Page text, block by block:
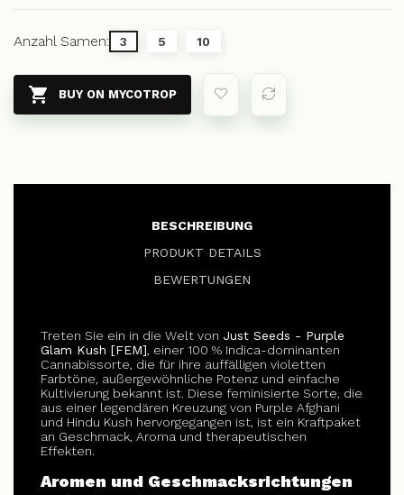
Anzahl Samen: 3 5 10
 BUY ON MYCOTROP
BESCHREIBUNG
PRODUKT DETAILS
BEWERTUNGEN
Treten Sie ein in die Welt von Just Seeds - Purple
Glam Kush [FEM], einer 100 % Indica-dominanten
Cannabissorte, die für ihre auffälligen violetten
Farbtöne, außergewöhnliche Potenz und einfache
Kultivierung bekannt ist. Diese feminisierte Sorte, die
aus einer legendären Kreuzung von Purple Afghani
und Hindu Kush hervorgegangen ist, ist ein Kraftpaket
an Geschmack, Aroma und therapeutischen
Effekten.
Aromen und Geschmacksrichtungen